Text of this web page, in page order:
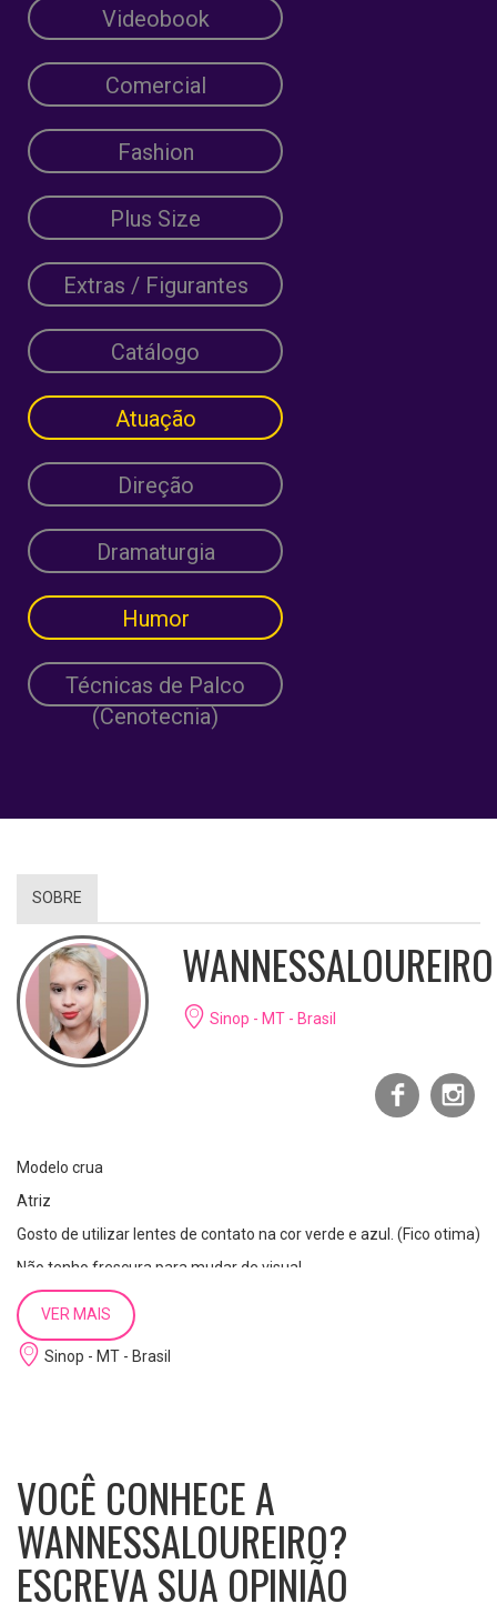
Videobook
Comercial
Fashion
Plus Size
Extras / Figurantes
Catálogo
Atuação
Direção
Dramaturgia
Humor
Técnicas de Palco
(Cenotecnia)
SOBRE
WANNESSALOUREIRO
Sinop - MT - Brasil
Modelo crua
Atriz
Gosto de utilizar lentes de contato na cor verde e azul. (Fico otima)
Não tenho frescura para mudar de visual.
Estudante de engenharia civil
VER MAIS
Sinop - MT - Brasil
VOCÊ CONHECE A
WANNESSALOUREIRO?
ESCREVA SUA OPINIÃO